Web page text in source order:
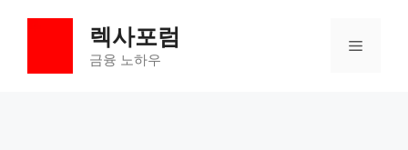
렉사포럼
금융 노하우
메